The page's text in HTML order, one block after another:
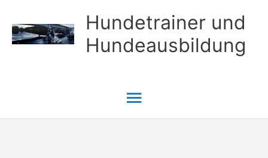
Inhalt
springen
Hundetrainer und
Hundeausbildung
Hauptmenü